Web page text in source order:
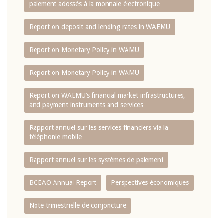
paiement adossés à la monnaie électronique
Report on deposit and lending rates in WAEMU
Report on Monetary Policy in WAMU
Report on Monetary Policy in WAMU
Report on WAEMU’s financial market infrastructures,
and payment instruments and services
Rapport annuel sur les services financiers via la
téléphonie mobile
Rapport annuel sur les systèmes de paiement
BCEAO Annual Report Perspectives économiques
Note trimestrielle de conjoncture